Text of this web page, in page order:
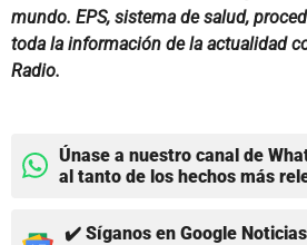
mundo. EPS, sistema de salud,
toda la información de la actualidad
Radio.
Únase a nuestro canal de
al tanto de los hechos más
✔️ Síganos en Google